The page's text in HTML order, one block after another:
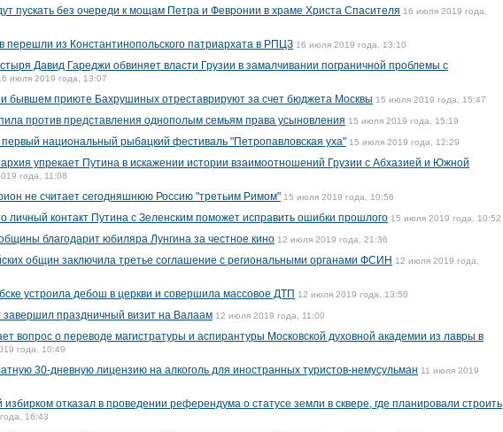
пускать без очереди к мощам Петра и Февронии в храме Христа Спасителя 16 июля 2019 года,
перешли из Константинопольского патриархата в РПЦЗ 16 июля 2019 года, 13:10
Давид Гареджи обвиняет власти Грузии в замалчивании пограничной проблемы с
июля 2019 года, 13:07
бывшем приюте Бахрушиных отреставрируют за счет бюджета Москвы 15 июля 2019 года, 15:47
против представления однополым семьям права усыновления 15 июля 2019 года, 15:19
национальный рыбацкий фестиваль "Петропавловская уха" 15 июля 2019 года, 12:29
упрекает Путина в искажении истории взаимоотношений Грузии с Абхазией и Южной
года, 11:08
не считает сегодняшнюю Россию "третьим Римом" 15 июля 2019 года, 10:56
личный контакт Путина с Зеленским поможет исправить ошибки прошлого 15 июля 2019 года, 10:52
благодарит юбиляра Лунгина за честное кино 12 июля 2019 года, 21:36
общин заключила третье соглашение с региональными органами ФСИН 12 июля 2019 года,
устроила дебош в церкви и совершила массовое ДТП 12 июля 2019 года, 13:50
завершил праздничный визит на Валаам 12 июля 2019 года, 11:00
вопрос о переводе магистратуры и аспирантуры Московской духовной академии из лавры в
года, 10:49
30-дневную лицензию на алкоголь для иностранных туристов-немусульман 11 июля 2019
избирком отказал в проведении референдума о статусе земли в сквере, где планировали строить
16:43